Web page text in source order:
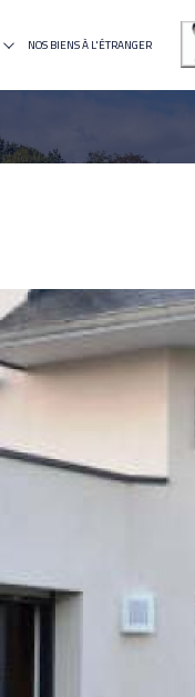
NOS BIENS À L'ÉTRANGER